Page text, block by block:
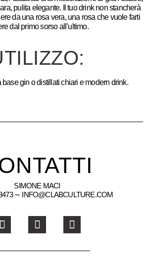
pulita elegante. Il tuo drink non stancherà
da una rosa vera, una rosa che vuole farti
dal primo sorso all’ultimo.
gin o distillati chiari e modern drink.
SIMONE MACI
∼ INFO@CLABCULTURE.COM